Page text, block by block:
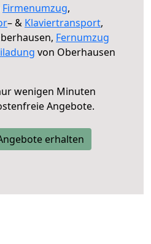
Firmenumzug,
– & Klaviertransport,
Fernumzug
von Oberhausen
wenigen Minuten
Angebote.
erhalten